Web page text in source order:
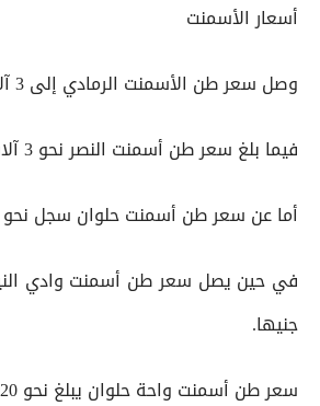
أسعار الأسمنت
وصل سعر طن الأسمنت الرمادي إلى 3 آلاف و968 جنيها.
فيما بلغ سعر طن أسمنت النصر نحو 3 آلاف و700 جنيه.
أما عن سعر طن أسمنت حلوان سجل نحو 3 آلاف و870 جنيها.
جنيها.
سعر طن أسمنت واحة حلوان يبلغ نحو 2920 جنيها.